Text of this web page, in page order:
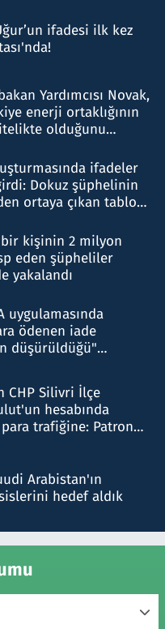
ifadesi ilk kez
Yardımcısı Novak,
enerji ortaklığının
olduğunu
ifadeler
Dokuz şüphelinin
ortaya çıkan tablo
kişinin 2 milyon
eden şüpheliler
yakalandı
uygulamasında
ödenen iade
düşürüldüğü"
CHP Silivri İlçe
hesabında
trafiğine: Patron
Arabistan'ın
hedef aldık